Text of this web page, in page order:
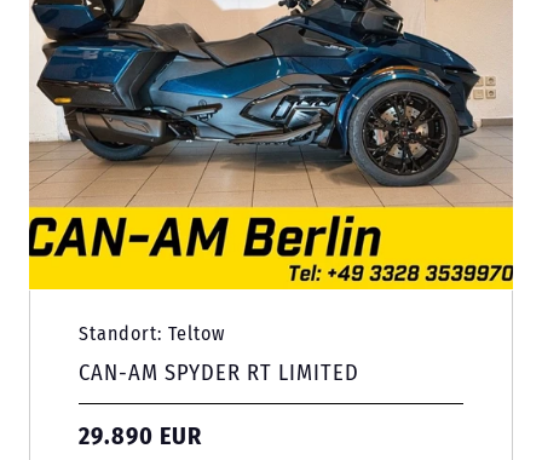
Standort: Teltow
CAN-AM SPYDER RT LIMITED
29.890 EUR